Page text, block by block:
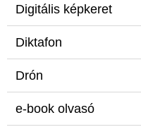
Digitális képkeret
Diktafon
Drón
e-book olvasó